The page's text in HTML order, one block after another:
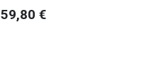
59,80 €